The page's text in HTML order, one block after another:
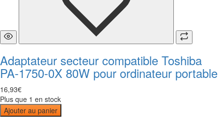
Adaptateur secteur compatible Toshiba
PA-1750-0X 80W pour ordinateur portable
16,93€
Plus que 1 en stock
Ajouter au panier